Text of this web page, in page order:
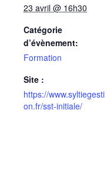
23 avril @ 16h30
Catégorie
d’évènement:
Formation
Site :
https://www.syltiegesti
on.fr/sst-initiale/